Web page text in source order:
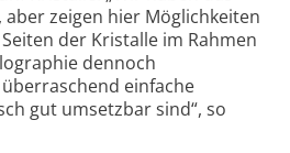
zeigen hier Möglichkeiten
der Kristalle im Rahmen
dennoch
einfache
gut umsetzbar sind“, so